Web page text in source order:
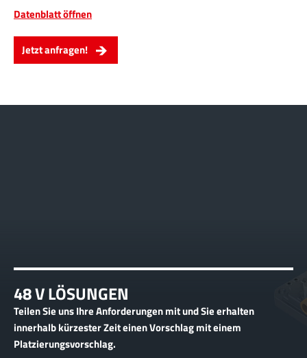
Datenblatt öffnen
Jetzt anfragen!
48 V LÖSUNGEN
Teilen Sie uns Ihre Anforderungen mit und Sie erhalten
innerhalb kürzester Zeit einen Vorschlag mit einem
Platzierungsvorschlag.